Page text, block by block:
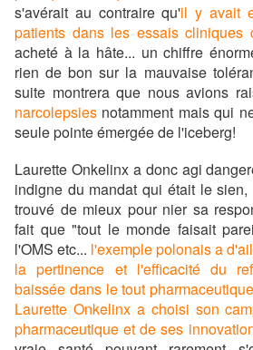
s'avérait au contraire qu'il y avait
patients dans les essais cliniques
acheté à la hâte... un chiffre
rien de bon sur la mauvaise
suite montrera que nous avions
narcolepsies notamment mais qui
seule pointe émergée de l'iceberg!
Laurette Onkelinx a donc agi
indigne du mandat qui était le
trouvé de mieux pour nier sa
fait que "tout le monde faisait
l'OMS etc... l'exemple polonais a
la pertinence et l'efficacité du
baissée dans le tout pharmaceutique
Laurette Onkelinx a choisi son
pharmaceutique et de ses